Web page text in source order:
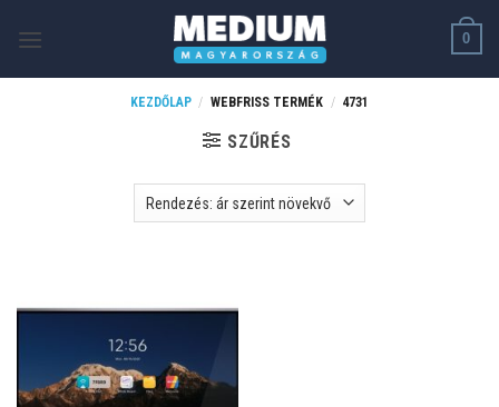
0
KEZDŐLAP / WEBFRISS TERMÉK / 4731
SZŰRÉS